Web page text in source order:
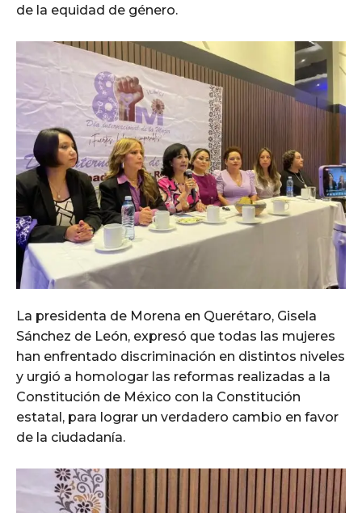
de la equidad de género.
La presidenta de Morena en Querétaro, Gisela
Sánchez de León, expresó que todas las mujeres
han enfrentado discriminación en distintos niveles
y urgió a homologar las reformas realizadas a la
Constitución de México con la Constitución
estatal, para lograr un verdadero cambio en favor
de la ciudadanía.